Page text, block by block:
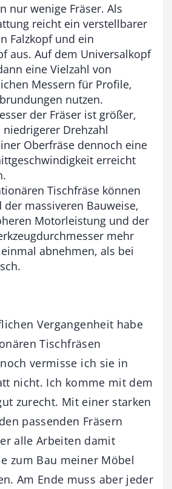
nur wenige Fräser. Als
reicht ein verstellbarer
Falzkopf und ein
aus. Auf dem Universalkopf
eine Vielzahl von
Messern für Profile,
nutzen.
der Fräser ist größer,
Drehzahl
Oberfräse dennoch eine
erreicht
Tischfräse können
der massiveren Bauweise,
Motorleistung und der
mehr
abnehmen, als bei
Vergangenheit habe
Tischfräsen
vermisse ich sie in
nicht. Ich komme mit dem
zurecht. Mit einer starken
passenden Fräsern
alle Arbeiten damit
zum Bau meiner Möbel
Am Ende muss aber jeder